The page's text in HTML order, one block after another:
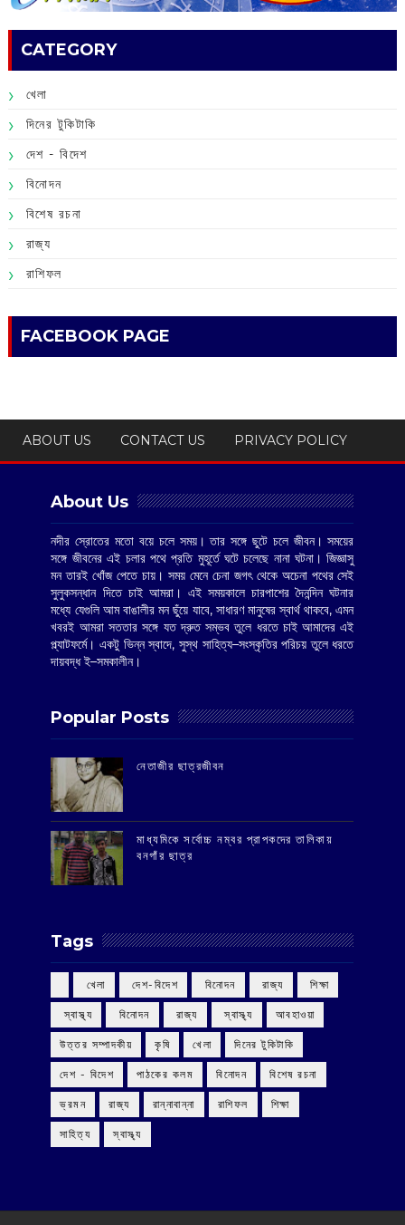
CATEGORY
খেলা
দিনের টুকিটাকি
দেশ - বিদেশ
বিনোদন
বিশেষ রচনা
রাজ্য
রাশিফল
FACEBOOK PAGE
ABOUT US CONTACT US PRIVACY POLICY
About Us
নদীর স্রোতের মতো বয়ে চলে সময়। তার সঙ্গে ছুটে চলে জীবন। সময়ের
সঙ্গে জীবনের এই চলার পথে প্রতি মুহূর্তে ঘটে চলেছে নানা ঘটনা। জিজ্ঞাসু
মন তারই খোঁজ পেতে চায়। সময় মেনে চেনা জগৎ থেকে অচেনা পথের সেই
সুলুকসন্ধান দিতে চাই আমরা। এই সময়কালে চারপাশের দৈনন্দিন ঘটনার
মধ্যে যেগুলি আম বাঙালীর মন ছুঁয়ে যাবে, সাধারণ মানুষের স্বার্থ থাকবে, এমন
খবরই আমরা সততার সঙ্গে যত দ্রুত সম্ভব তুলে ধরতে চাই আমাদের এই
প্ল্যাটফর্মে। একটু ভিন্ন স্বাদে, সুস্থ সাহিত্য–সংস্কৃতির পরিচয় তুলে ধরতে
দায়বদ্ধ ই–সমকালীন।
Popular Posts
‌নেতাজীর ছাত্রজীবন
মাধ্যমিকে সর্বোচ্চ নম্বর প্রাপকদের তালিকায়
বনগাঁর ছাত্র
Tags
‌ খেলা ‌ দেশ-বিদেশ ‌ বিনোদন ‌ রাজ্য ‌ শিক্ষা
‌ স্বাস্থ্য ‌ বিনোদন ‌ রাজ্য ‌ স্বাস্থ্য আবহাওয়া
উত্তর সম্পাদকীয় কৃষি খেলা দিনের টুকিটাকি
দেশ - বিদেশ পাঠকের কলম বিনোদন বিশেষ রচনা
ভ্রমন রাজ্য রান্নাবান্না রাশিফল শিক্ষা
সাহিত্য স্বাস্থ্য